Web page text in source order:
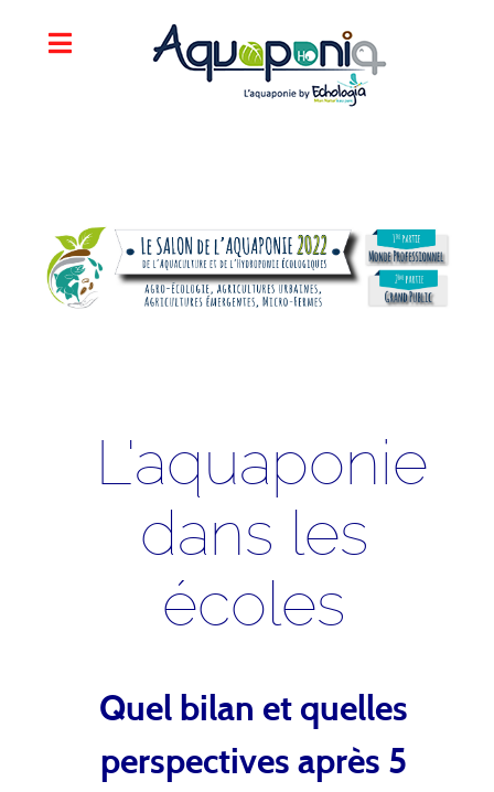
L'aquaponie
dans les
écoles
Quel bilan et quelles
perspectives après 5